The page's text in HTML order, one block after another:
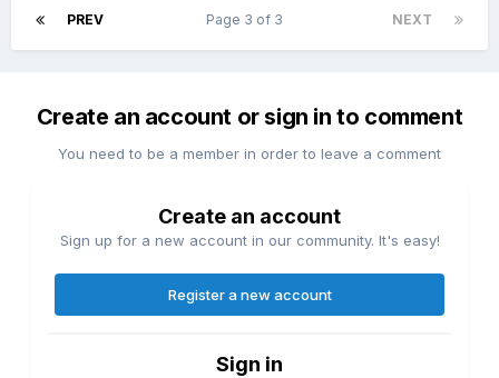
PREV NEXT
Page 3 of 3
Create an account or sign in to comment
You need to be a member in order to leave a comment
Create an account
Sign up for a new account in our community. It's easy!
Register a new account
Sign in